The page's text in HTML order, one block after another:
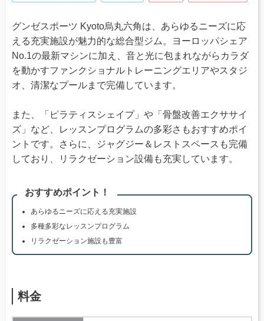
グンゼスポーツ Kyoto烏丸六角は、あらゆるニーズに応
える充実施設が魅力的な総合型ジム。ヨーロッパシェア
No.1の最新マシンに加え、音と光に包まれながらカラダ
を動かすファンクショナルトレーニングエリアやスタジ
オ、清潔なプールまで完備しています。
また、「ピラティスシェイプ」や「骨盤改善エクササイ
ズ」など、レッスンプログラムの多彩さもおすすめポイ
ントです。さらに、ジャグジー＆レストスペースも完備
しており、リラクゼーション設備も充実しています。
おすすめポイント！
あらゆるニーズに応える充実施設
多種多彩なレッスンプログラム
リラクゼーション施設も豊富
料金